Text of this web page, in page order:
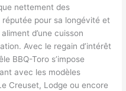
nettement des
pour sa longévité et
d’une cuisson
Avec le regain d’intérêt
BBQ-Toro s’impose
avec les modèles
Creuset, Lodge ou encore